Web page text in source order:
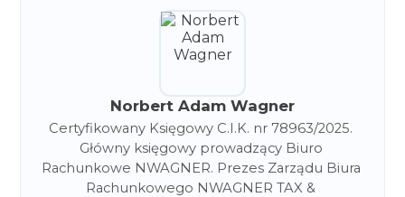
Norbert Adam Wagner
Certyfikowany Księgowy C.I.K. nr 78963/2025.
Główny księgowy prowadzący Biuro
Rachunkowe NWAGNER. Prezes Zarządu Biura
Rachunkowego NWAGNER TAX &